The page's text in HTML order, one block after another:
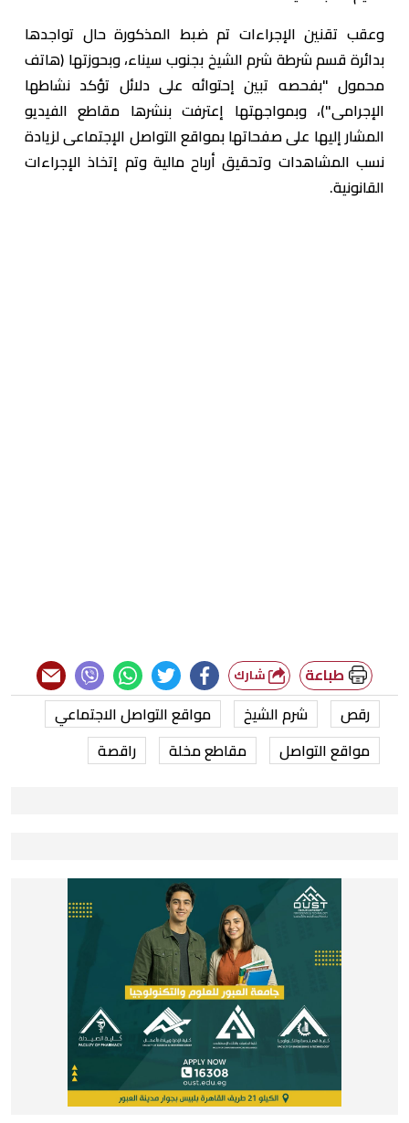
وعقب تقنين الإجراءات تم ضبط المذكورة حال تواجدها
بدائرة قسم شرطة شرم الشيخ بجنوب سيناء، وبحوزتها (هاتف
محمول "بفحصه تبين إحتوائه على دلائل تؤكد نشاطها
الإجرامى")، وبمواجهتها إعترفت بنشرها مقاطع الفيديو
المشار إليها على صفحاتها بمواقع التواصل الإجتماعى لزيادة
نسب المشاهدات وتحقيق أرباح مالية وتم إتخاذ الإجراءات
القانونية.
طباعة
رقص شرم الشيخ
مواقع التواصل الاجتماعي
مواقع التواصل
مقاطع مخلة راقصة